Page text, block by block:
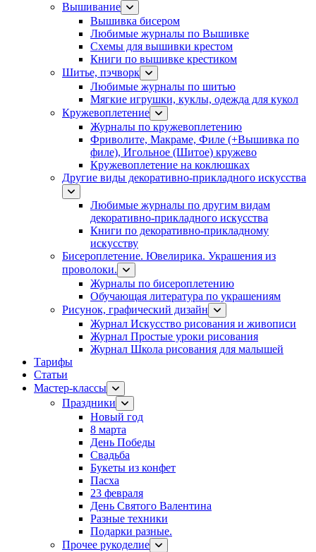
Вышивание
Вышивка бисером
Любимые журналы по Вышивке
Схемы для вышивки крестом
Книги по вышивке крестиком
Шитье, пэчворк
Любимые журналы по шитью
Мягкие игрушки, куклы, одежда для кукол
Кружевоплетение
Журналы по кружевоплетению
Фриволите, Макраме, Филе (+Вышивка по
филе), Игольное (Шитое) кружево
Кружевоплетение на коклюшках
Другие виды декоративно-прикладного искусства
Любимые журналы по другим видам
декоративно-прикладного искусства
Книги по декоративно-прикладному
искусству
Бисероплетение. Ювелирика. Украшения из
проволоки.
Журналы по бисероплетению
Обучающая литература по украшениям
Рисунок, графический дизайн
Журнал Искусство рисования и живописи
Журнал Простые уроки рисования
Журнал Школа рисования для малышей
Тарифы
Статьи
Мастер-классы
Праздники
Новый год
8 марта
День Победы
Свадьба
Букеты из конфет
Пасха
23 февраля
День Святого Валентина
Разные техники
Подарки разные.
Прочее рукоделие